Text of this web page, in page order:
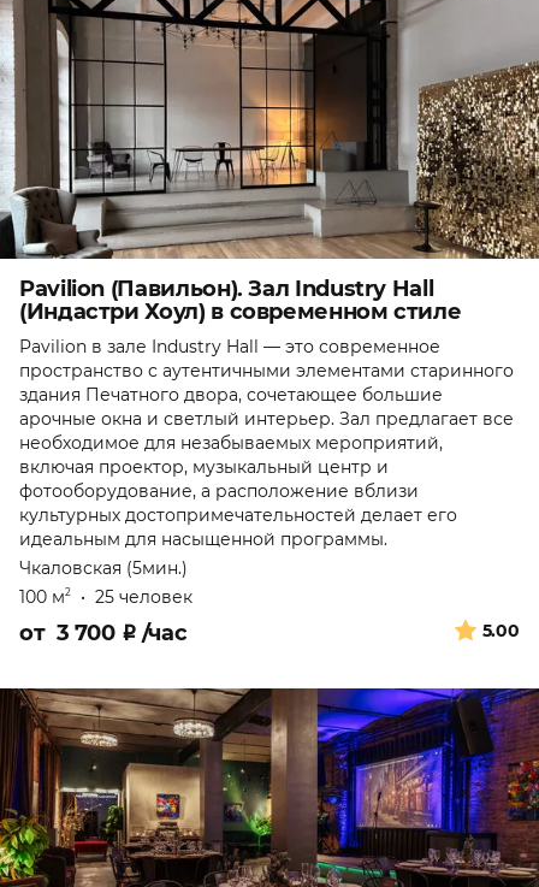
Pavilion (Павильон). Зал Industry Hall
(Индастри Хоул) в современном стиле
Pavilion в зале Industry Hall — это современное
пространство с аутентичными элементами старинного
здания Печатного двора, сочетающее большие
арочные окна и светлый интерьер. Зал предлагает все
необходимое для незабываемых мероприятий,
включая проектор, музыкальный центр и
фотооборудование, а расположение вблизи
культурных достопримечательностей делает его
идеальным для насыщенной программы.
Чкаловская (5мин.)
100 м2 • 25 человек
5.00
от 3 700 ₽ /час